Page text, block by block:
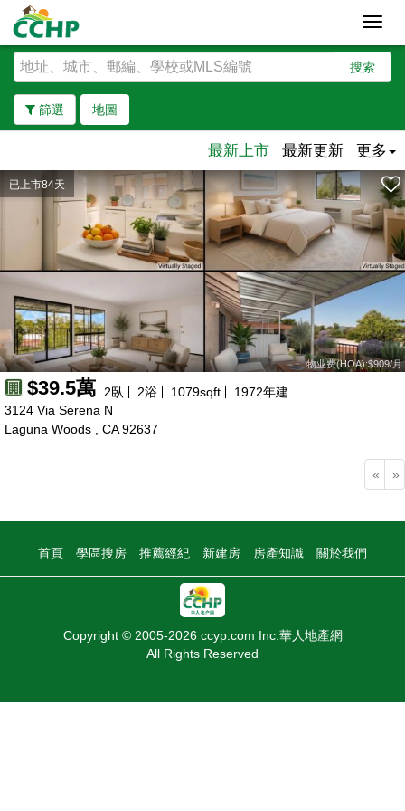
搜索
篩選 地圖
去除邊界
最新上市 最新更新 更多
已上市84天
物业费(HOA):$909/月
$39.5萬 2臥 2浴 1079sqft 1972年建
3124 Via Serena N
Laguna Woods , CA 92637
« »
首頁 學區搜房 推薦經紀 新建房 房產知識 關於我們
Copyright © 2005-2026 ccyp.com Inc.華人地產網
All Rights Reserved